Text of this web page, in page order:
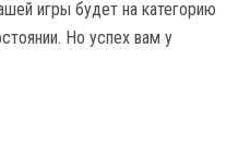
игры будет на категорию
Но успех вам у